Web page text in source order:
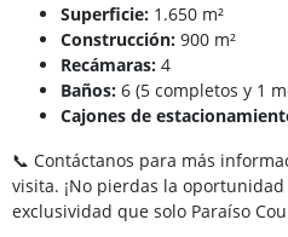
Superficie: 1.650 m²
Construcción: 900 m²
Recámaras: 4
Baños: 6 (5 completos y 1
Cajones de
📞 Contáctanos para más
visita. ¡No pierdas la
exclusividad que solo Paraíso